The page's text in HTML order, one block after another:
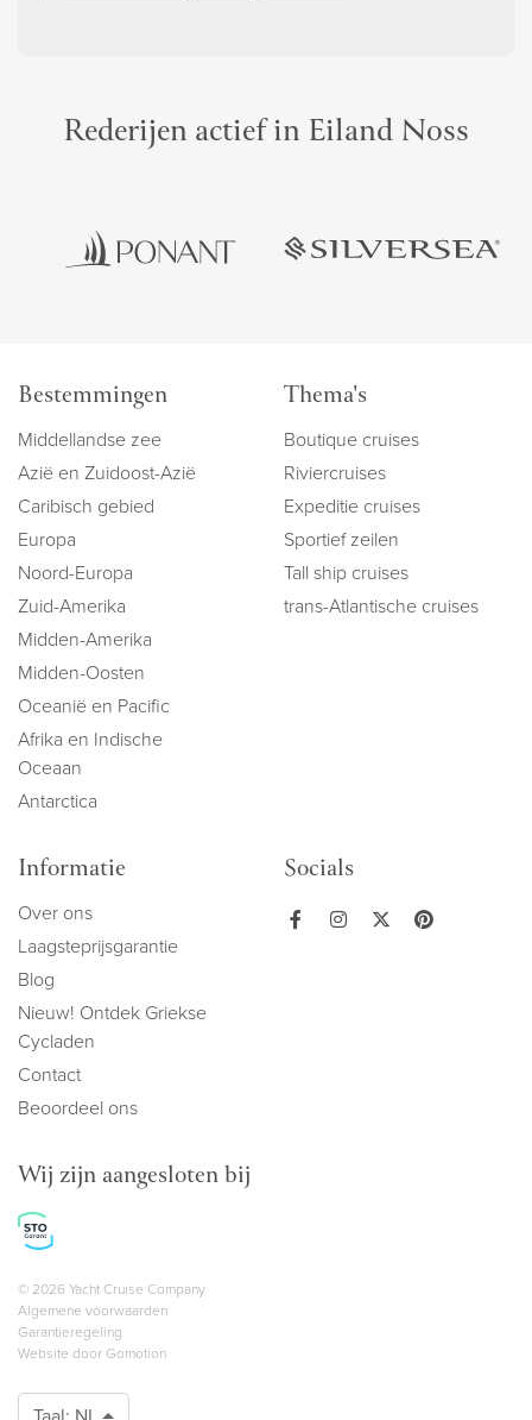
Rederijen actief in Eiland Noss
Bestemmingen
Middellandse zee
Azië en Zuidoost-Azië
Caribisch gebied
Europa
Noord-Europa
Zuid-Amerika
Midden-Amerika
Midden-Oosten
Oceanië en Pacific
Afrika en Indische
Oceaan
Antarctica
Thema's
Boutique cruises
Riviercruises
Expeditie cruises
Sportief zeilen
Tall ship cruises
trans-Atlantische cruises
Informatie
Over ons
Laagsteprijsgarantie
Blog
Nieuw! Ontdek Griekse
Cycladen
Contact
Beoordeel ons
Socials
Wij zijn aangesloten bij
Copyright navigation
© 2026 Yacht Cruise Company
Algemene voorwaarden
Garantieregeling
Website door Gomotion